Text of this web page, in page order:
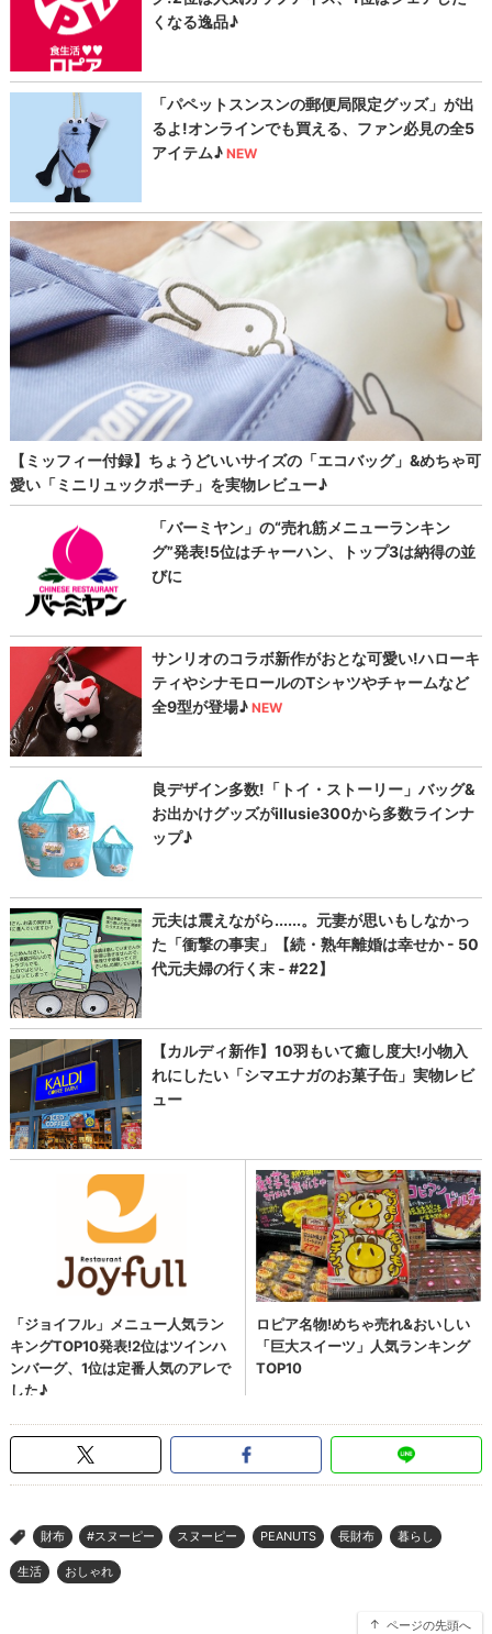
> 財布 #スヌーピー スヌーピー PEANUTS 長財布 暮らし
生活 おしゃれ
ページの先頭へ